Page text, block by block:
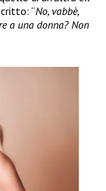
“No, vabbè,
a una donna? Non